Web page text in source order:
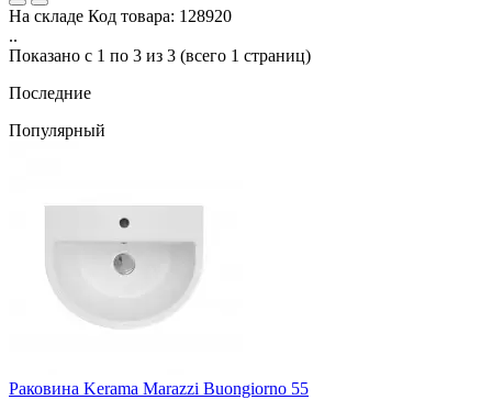
На складе Код товара: 128920
..
Показано с 1 по 3 из 3 (всего 1 страниц)
Последние
Популярный
Раковина Kerama Marazzi Buongiorno 55